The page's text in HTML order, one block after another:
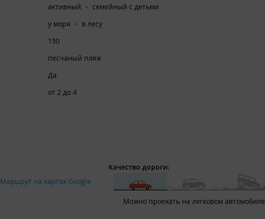
активный
семейный с детьми
у моря
в лесу
150
песчаный пляж
Да
от 2 до 4
Маршрут на картах Google
Качество дороги:
Можно проехать на легковом автомобиле